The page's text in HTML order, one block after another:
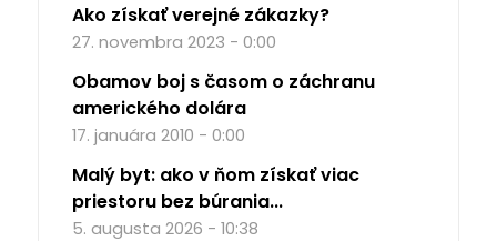
Ako získať verejné zákazky?
27. novembra 2023 - 0:00
Obamov boj s časom o záchranu
amerického dolára
17. januára 2010 - 0:00
Malý byt: ako v ňom získať viac
priestoru bez búrania...
5. augusta 2026 - 10:38